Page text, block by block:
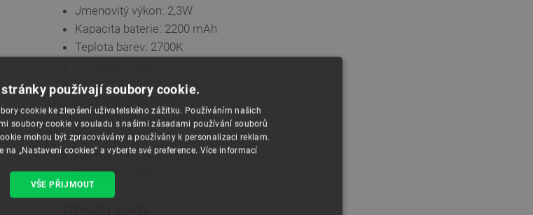
Jmenovitý výkon: 2,3W
Kapacita baterie: 2200 mAh
Teplota barev: 2700K
Rozsah snímače pohybu:
až 4 m přes lampu
až 2 m po stranách lampy
Stříbrná barva
Rozměry: 600x40x9mm
Hmotnost: 230g
Obsah sady
používají soubory cookie.
cookie ke zlepšení uživatelského zážitku. Používáním našich
soubory cookie v souladu s našimi zásadami používání souborů
mohou být zpracovávány a používány k personalizaci reklam.
„Nastavení cookies“ a vyberte své preference. Více informací
VŠE PŘIJMOUT